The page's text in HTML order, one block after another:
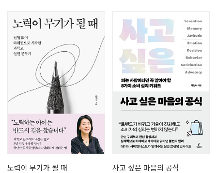
노력이 무기가 될 때 사고 싶은 마음의 공식